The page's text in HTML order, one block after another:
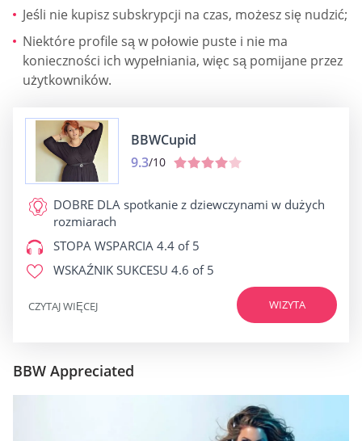
Jeśli nie kupisz subskrypcji na czas, możesz się nudzić;
Niektóre profile są w połowie puste i nie ma
konieczności ich wypełniania, więc są pomijane przez
użytkowników.
BBWCupid
9.3/10
DOBRE DLA spotkanie z dziewczynami w dużych
rozmiarach
STOPA WSPARCIA 4.4 of 5
WSKAŹNIK SUKCESU 4.6 of 5
WIZYTA
CZYTAJ WIĘCEJ
BBW Appreciated